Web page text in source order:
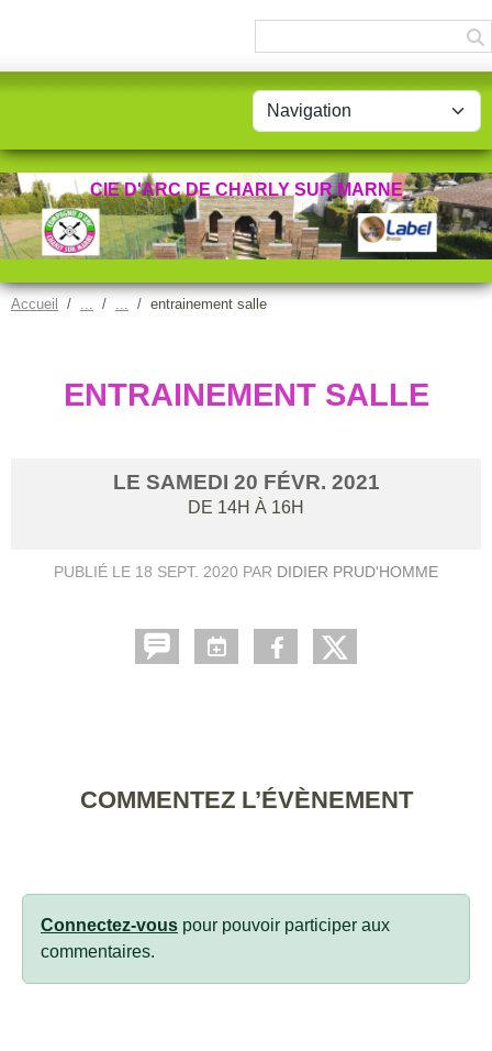
CIE D'ARC DE CHARLY SUR MARNE
Accueil entrainement salle
ENTRAINEMENT SALLE
LE SAMEDI 20 FÉVR. 2021
DE 14H À 16H
PUBLIÉ LE 18 SEPT. 2020 PAR DIDIER PRUD'HOMME
COMMENTEZ L’ÉVÈNEMENT
Connectez-vous pour pouvoir participer aux
commentaires.